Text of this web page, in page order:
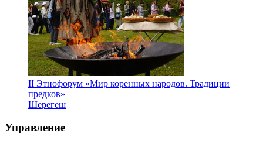
II Этнофорум «Мир коренных народов. Традиции
предков»
Шерегеш
Управление